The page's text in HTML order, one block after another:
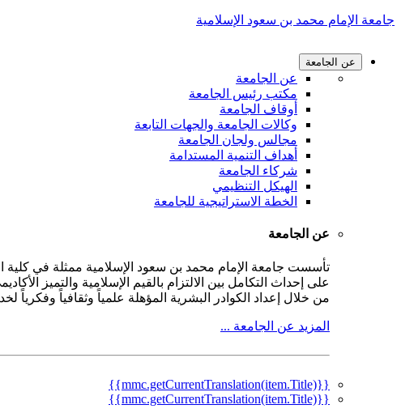
جامعة الإمام محمد بن سعود الإسلامية
عن الجامعة
عن الجامعة
مكتب رئيس الجامعة
أوقاف الجامعة
وكالات الجامعة والجهات التابعة
مجالس ولجان الجامعة
أهداف التنمية المستدامة
شركاء الجامعة
الهيكل التنظيمي
الخطة الاستراتيجية للجامعة
عن الجامعة
على إحداث التكامل بين الالتزام بالقيم الإسلامية والتميز
من خلال إعداد الكوادر البشرية المؤهلة علمياً وثقافياً وفكرياً
المزيد عن الجامعة ...
{{mmc.getCurrentTranslation(item.Title)}}
{{mmc.getCurrentTranslation(item.Title)}}